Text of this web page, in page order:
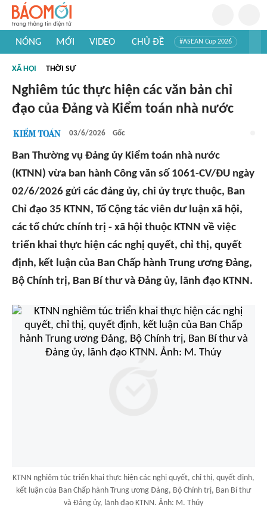
NÓNG MỚI VIDEO CHỦ ĐỀ #ASEAN Cup 2026
#Khám phá thế giới
XÃ HỘI THỜI SỰ
Nghiêm túc thực hiện các văn bản chỉ
đạo của Đảng và Kiểm toán nhà nước
03/6/2026 Gốc
Ban Thường vụ Đảng ủy Kiểm toán nhà nước
(KTNN) vừa ban hành Công văn số 1061-CV/ĐU ngày
02/6/2026 gửi các đảng ủy, chi ủy trực thuộc, Ban
Chỉ đạo 35 KTNN, Tổ Cộng tác viên dư luận xã hội,
các tổ chức chính trị - xã hội thuộc KTNN về việc
triển khai thực hiện các nghị quyết, chỉ thị, quyết
định, kết luận của Ban Chấp hành Trung ương Đảng,
Bộ Chính trị, Ban Bí thư và Đảng ủy, lãnh đạo KTNN.
KTNN nghiêm túc triển khai thực hiện các nghị quyết, chỉ thị, quyết định,
kết luận của Ban Chấp hành Trung ương Đảng, Bộ Chính trị, Ban Bí thư
và Đảng ủy, lãnh đạo KTNN. Ảnh: M. Thúy